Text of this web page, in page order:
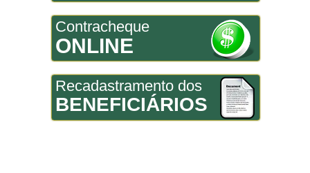
Contracheque
ONLINE
Recadastramento dos
BENEFICIÁRIOS